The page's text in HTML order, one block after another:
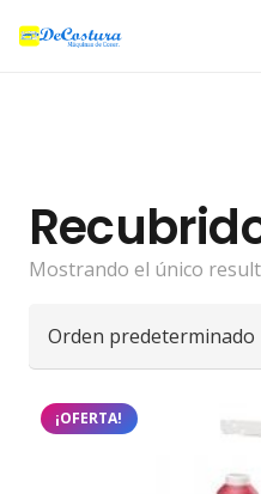
Mostrando el único
¡OFERTA!